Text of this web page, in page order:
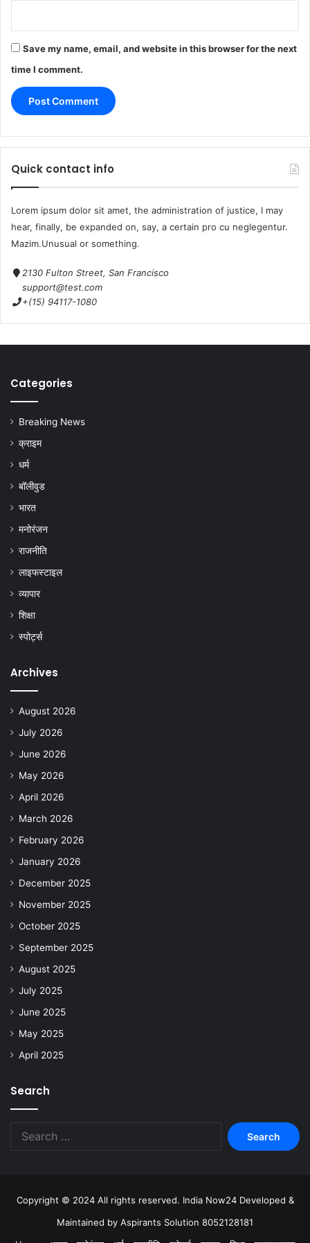
Save my name, email, and website in this browser for the next
time I comment.
Quick contact info
Lorem ipsum dolor sit amet, the administration of justice, I may
hear, finally, be expanded on, say, a certain pro cu neglegentur.
Mazim.Unusual or something.
2130 Fulton Street, San Francisco
support@test.com
+(15) 94117-1080
Categories
Breaking News
क्राइम
धर्म
बॉलीवुड
भारत
मनोरंजन
राजनीति
लाइफस्टाइल
व्यापार
शिक्षा
स्पोर्ट्स
Archives
August 2026
July 2026
June 2026
May 2026
April 2026
March 2026
February 2026
January 2026
December 2025
November 2025
October 2025
September 2025
August 2025
July 2025
June 2025
May 2025
April 2025
Search
Copyright © 2024 All rights reserved. India Now24 Developed &
Maintained by Aspirants Solution 8052128181